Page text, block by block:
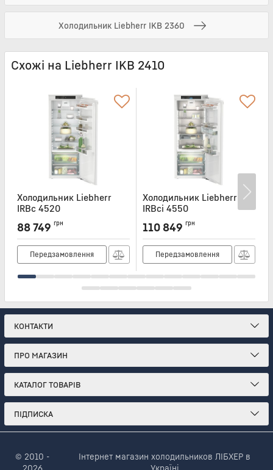
Холодильник Liebherr IKB 2360
Схожі на Liebherr IKB 2410
Холодильник Liebherr
IRBc 4520
IRBC4520
88 749 грн
Передзамовлення
Холодильник Liebherr
IRBci 4550
IRBCI4550
110 849 грн
Передзамовлення
КОНТАКТИ
ПРО МАГАЗИН
КАТАЛОГ ТОВАРІВ
ПІДПИСКА
© 2010 -
Інтернет магазин холодильников ЛІБХЕР в